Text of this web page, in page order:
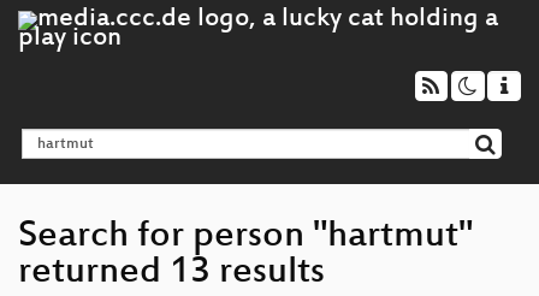
Search for person "hartmut"
returned 13 results